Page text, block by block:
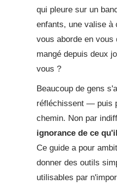
qui pleure sur un
enfants, une valise à
vous aborde en vous
mangé depuis deux
vous ?
Beaucoup de gens
réfléchissent — puis
chemin. Non par
ignorance de ce
Ce guide a pour
donner des outils
utilisables par